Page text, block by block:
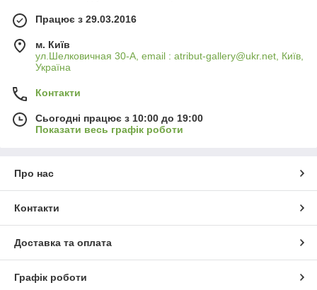
Працює з 29.03.2016
м. Київ
ул.Шелковичная 30-А, email : atribut-gallery@ukr.net, Київ,
Україна
Контакти
Сьогодні працює з 10:00 до 19:00
Показати весь графік роботи
Про нас
Контакти
Доставка та оплата
Графік роботи